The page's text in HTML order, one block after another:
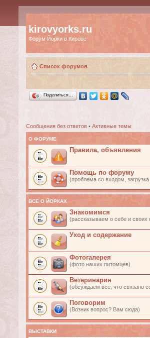
kirovyorks.ru
Форум Йорки в Кирове
Список форумов
Поделиться…
Сообщения без ответов • Активные темы
О ФОРУМЕ
Правила, объявления
Помощь по форуму
(проблема со входом,
ВСЕ О ЙОРКАХ
Знакомимся
(рассказываем о себе и своих
Уход и содержание
Фотогалерея
(фото наших питомцев)
Ветеринария
(обсуждаем все, что связано
Поговорим
(Возник вопрос? Вам сюда)
ВЫСТАВКИ